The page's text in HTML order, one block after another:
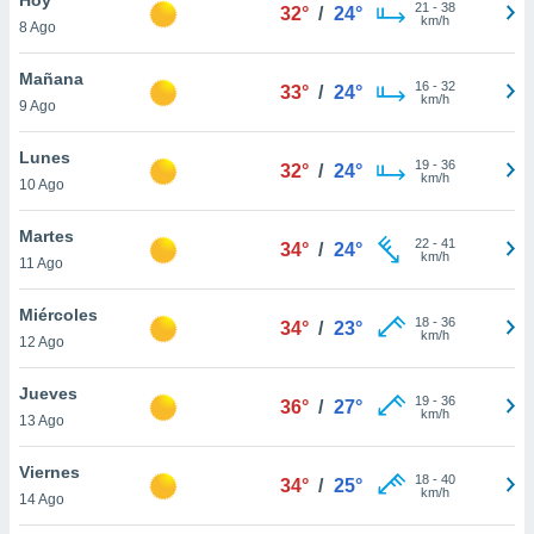
y
en
más
de
8 Ago
32° / 24° 21 - 38
km/h
Mañana
9 Ago
33° / 24° 16- 32
km/h
Lunes
10 Ago
32° / 24° 19- 36
km/h
Martes
11 Ago
34° / 24° 22- 41
km/h
Miércoles
12 Ago
34° / 23° 18- 36
km/h
Jueves
13 Ago
36° / 27° 19- 36
km/h
Viernes
14 Ago
34° / 25° 18- 40
km/h